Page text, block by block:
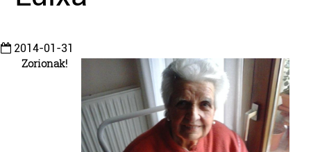
2014-01-31
Zorionak!